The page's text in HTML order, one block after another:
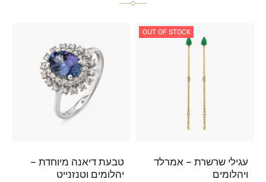
OUT OF STOCK
עגילי שרשרת – אמרלד
ויהלומים
טבעת דיאנה מיוחדת –
יהלומים וטנזנייט